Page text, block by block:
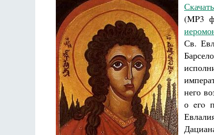
Скачать
(MP3
Св.
него
о eгo